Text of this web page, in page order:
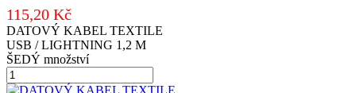
115,20 Kč
DATOVÝ KABEL TEXTILE
USB / LIGHTNING 1,2 M
ŠEDÝ množství